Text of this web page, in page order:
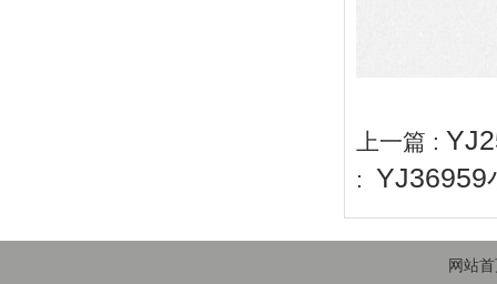
上一篇 :
: YJ36959
网站